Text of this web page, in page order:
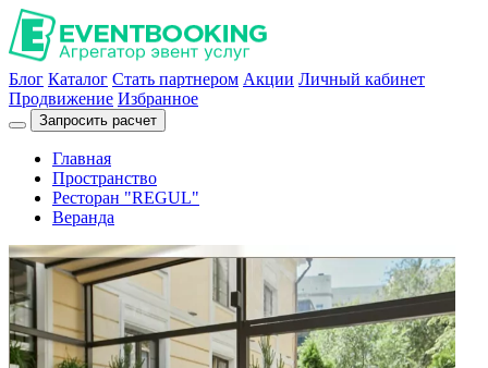
Блог Каталог Стать партнером Акции Личный кабинет
Продвижение Избранное
Запросить расчет
Главная
Пространство
Ресторан "REGUL"
Веранда